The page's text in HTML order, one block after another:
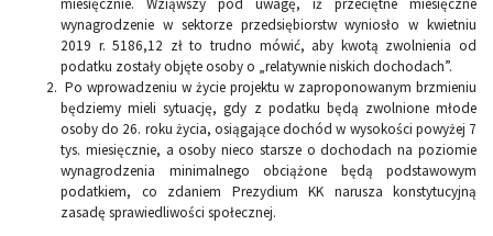
miesięcznie. Wziąwszy pod uwagę, iż przeciętne miesięczne
wynagrodzenie w sektorze przedsiębiorstw wyniosło w kwietniu
2019 r. 5186,12 zł to trudno mówić, aby kwotą zwolnienia od
podatku zostały objęte osoby o „relatywnie niskich dochodach”.
Po wprowadzeniu w życie projektu w zaproponowanym brzmieniu
będziemy mieli sytuację, gdy z podatku będą zwolnione młode
osoby do 26. roku życia, osiągające dochód w wysokości powyżej 7
tys. miesięcznie, a osoby nieco starsze o dochodach na poziomie
wynagrodzenia minimalnego obciążone będą podstawowym
podatkiem, co zdaniem Prezydium KK narusza konstytucyjną
zasadę sprawiedliwości społecznej.